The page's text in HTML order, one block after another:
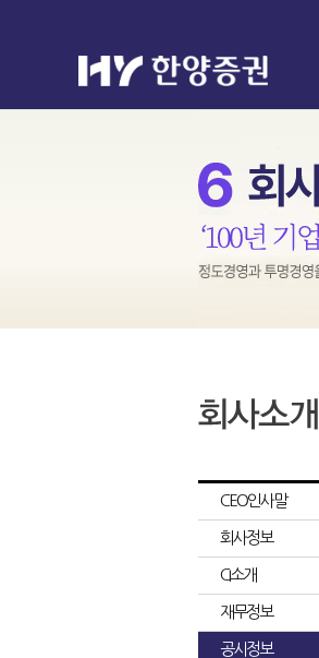
CEO인사말
회사정보
CI소개
재무정보
공시정보